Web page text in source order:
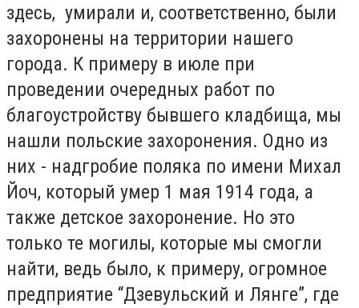
здесь, умирали и, соответственно, были
захоронены на территории нашего
города. К примеру в июле при
проведении очередных работ по
благоустройству бывшего кладбища, мы
нашли польские захоронения. Одно из
них - надгробие поляка по имени Михал
Йоч, который умер 1 мая 1914 года, а
также детское захоронение. Но это
только те могилы, которые мы смогли
найти, ведь было, к примеру, огромное
предприятие “Дзевульский и Лянге”, где